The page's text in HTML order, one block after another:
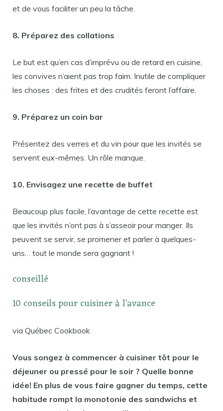
et de vous faciliter un peu la tâche.
8. Préparez des collations
Le but est qu’en cas d’imprévu ou de retard en cuisine,
les convives n’aient pas trop faim. Inutile de compliquer
les choses : des frites et des crudités feront l’affaire.
9. Préparez un coin bar
Présentez des verres et du vin pour que les invités se
servent eux-mêmes. Un rôle manque.
10. Envisagez une recette de buffet
Beaucoup plus facile, l’avantage de cette recette est
que les invités n’ont pas à s’asseoir pour manger. Ils
peuvent se servir, se promener et parler à quelques-
uns… tout le monde sera gagnant !
conseillé
10 conseils pour cuisiner à l’avance
via Québec Cookbook
Vous songez à commencer à cuisiner tôt pour le
déjeuner ou pressé pour le soir ? Quelle bonne
idée! En plus de vous faire gagner du temps, cette
habitude rompt la monotonie des sandwichs et